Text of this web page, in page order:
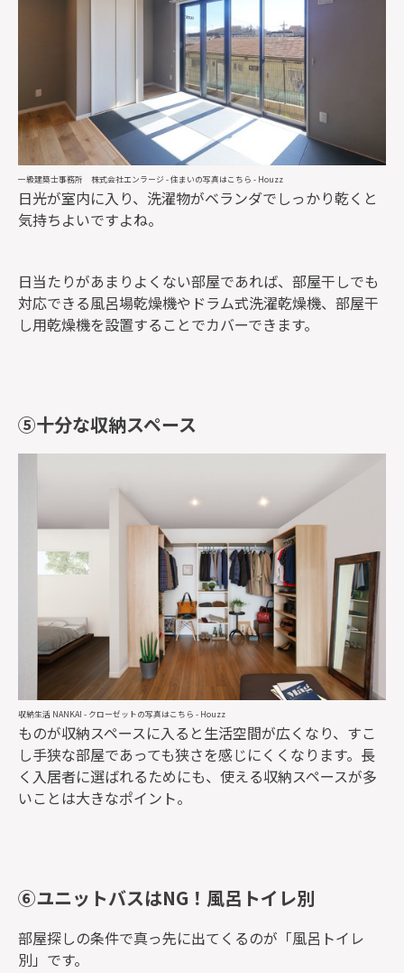
一級建築士事務所 株式会社エンラージ -住まいの写真はこちら - Houzz
日光が室内に入り、洗濯物がベランダでしっかり乾くと
気持ちよいですよね。
日当たりがあまりよくない部屋であれば、部屋干しでも
対応できる風呂場乾燥機やドラム式洗濯乾燥機、部屋干
し用乾燥機を設置することでカバーできます。
⑤十分な収納スペース
収納生活 NANKAI - クローゼットの写真はこちら - Houzz
ものが収納スペースに入ると生活空間が広くなり、すこ
し手狭な部屋であっても狭さを感じにくくなります。長
く入居者に選ばれるためにも、使える収納スペースが多
いことは大きなポイント。
⑥ユニットバスはNG！風呂トイレ別
部屋探しの条件で真っ先に出てくるのが「風呂トイレ
別」です。